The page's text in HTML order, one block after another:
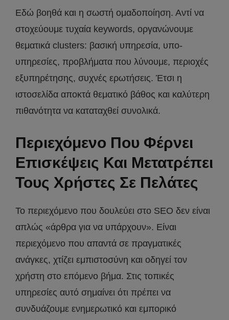
Εδώ βοηθά και η σωστή ομαδοποίηση. Αντί να
στοχεύουμε τυχαία keywords, οργανώνουμε
θεματικά clusters: βασική υπηρεσία, υπο-
υπηρεσίες, προβλήματα που λύνουμε, περιοχές
εξυπηρέτησης, συχνές ερωτήσεις. Έτσι η
ιστοσελίδα αποκτά θεματικό βάθος και καλύτερη
πιθανότητα να καταταχθεί συνολικά.
Περιεχόμενο Που Φέρνει
Επισκέψεις Και Μετατρέπει
Τους Χρήστες Σε Πελάτες
Το περιεχόμενο που δουλεύει στο SEO δεν είναι
απλώς «άρθρα για να υπάρχουν». Είναι
περιεχόμενο που απαντά σε πραγματικές
ανάγκες, χτίζει εμπιστοσύνη και οδηγεί τον
χρήστη στο επόμενο βήμα. Στις τοπικές
υπηρεσίες αυτό σημαίνει ότι πρέπει να
συνδυάζουμε ενημερωτικό και εμπορικό